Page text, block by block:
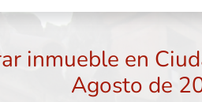
inmueble en
Agosto de